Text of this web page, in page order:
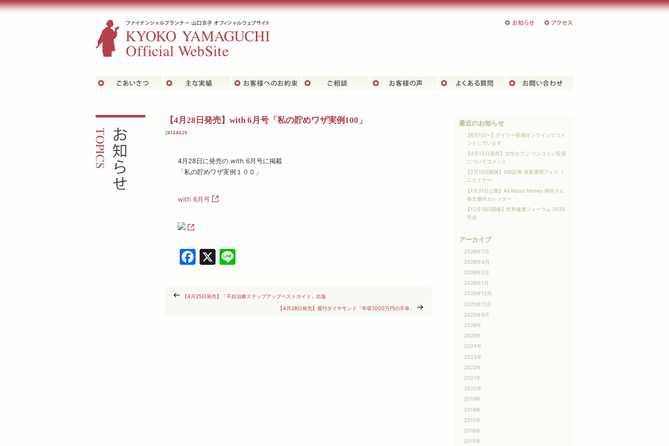
ごあいさつ 主な実績 お客さまへのお約束 ご相談 お客様の声 よくある質問
お知らせ
お知らせ【4月28日発売】with 6月号「私の貯めワザ実例100」
2014.04.29
4月28日に発売の with 6月号に掲載
「私の貯めワザ実例１００」
with 6月号
Facebook
X
【4月25日発売】「不妊治療ステップアップベストガイド」出版
【4月28日発売】週刊ダイヤモンド「年収1000万円の不幸」
最近のお知らせ
【6月1日〜】デイリー新潮オンラインでコメ
ントしています
【4月13日発売】女性セブン ワンコイン投資
についてコメント
【2月15日開催】SBI証券 資産運用フェス ミ
ニセミナー
【1月31日公開】All About Money 桐谷さん
株主優待カレンダー
【12月19日開催】世界健康フォーラム 2025
司会
アーカイブ
2026年7月
2026年4月
2026年2月
2026年1月
2025年12月
2025年11月
2025年8月
2026年
2025年
2024年
2023年
2022年
2021年
2020年
2019年
2018年
2017年
2016年
2015年